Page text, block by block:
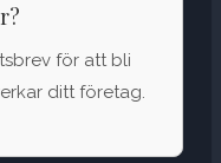
för att bli
ditt företag.